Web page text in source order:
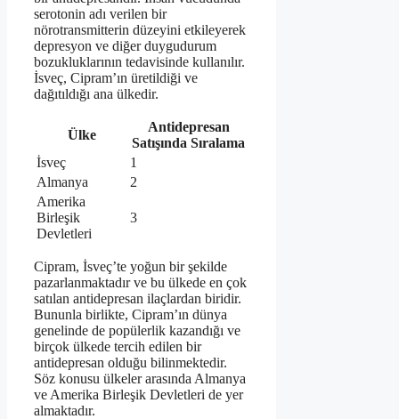
serotonin adı verilen bir
nörotransmitterin düzeyini etkileyerek
depresyon ve diğer duygudurum
bozukluklarının tedavisinde kullanılır.
İsveç, Cipram’ın üretildiği ve
dağıtıldığı ana ülkedir.
Ülke
Antidepresan
Satışında Sıralama
İsveç
1
Almanya
2
Amerika
Birleşik
Devletleri
3
Cipram, İsveç’te yoğun bir şekilde
pazarlanmaktadır ve bu ülkede en çok
satılan antidepresan ilaçlardan biridir.
Bununla birlikte, Cipram’ın dünya
genelinde de popülerlik kazandığı ve
birçok ülkede tercih edilen bir
antidepresan olduğu bilinmektedir.
Söz konusu ülkeler arasında Almanya
ve Amerika Birleşik Devletleri de yer
almaktadır.